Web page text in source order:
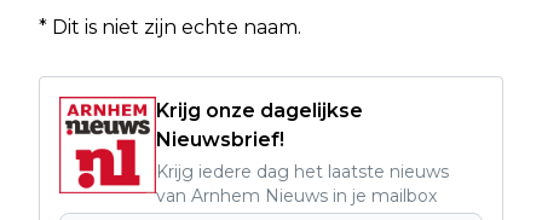
* Dit is niet zijn echte naam.
Krijg onze dagelijkse
Nieuwsbrief!
Krijg iedere dag het laatste nieuws
van Arnhem Nieuws in je mailbox